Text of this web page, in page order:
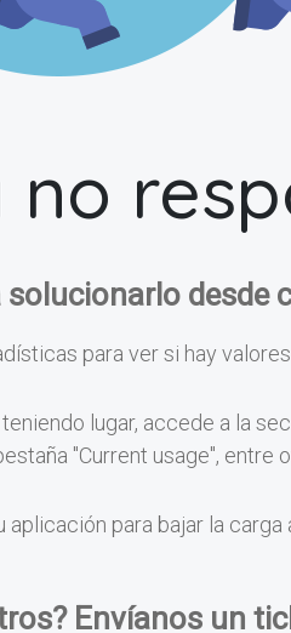
desde
para ver si hay
lugar, accede a la
"Current usage", entre
para bajar la carga
Envíanos un